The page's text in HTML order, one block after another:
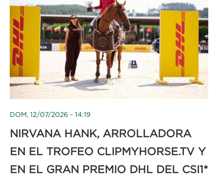
DOM, 12/07/2026 - 14:19
NIRVANA HANK, ARROLLADORA
EN EL TROFEO CLIPMYHORSE.TV Y
EN EL GRAN PREMIO DHL DEL CSI1*